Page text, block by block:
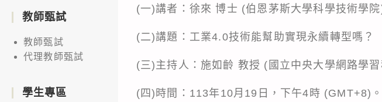
(一)講者：徐來 博士 (伯恩茅斯大學科學技術學院
(二)講題：工業4.0技術能幫助實現永續轉型嗎？
(三)主持人：施如齡 教授 (國立中央大學網路學習
(四)時間：113年10月19日，下午4時 (GMT+8)。
教師甄試
教師甄試
代理教師甄試
學生專區